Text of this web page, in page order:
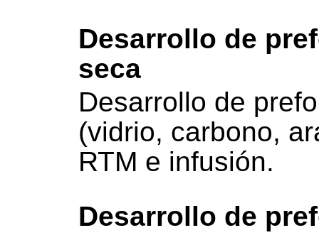
Desarrollo de
seca
Desarrollo de
(vidrio, carbono,
RTM e infusión.
Desarrollo de